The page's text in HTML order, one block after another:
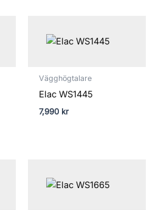
Vägghögtalare
Elac WS1445
7,990 kr